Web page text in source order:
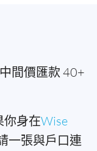
間價匯款 40+
你身在Wise
一張與戶口連